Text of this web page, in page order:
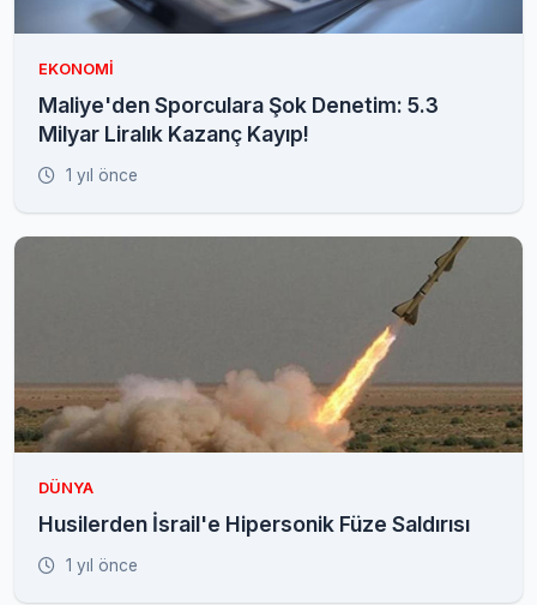
EKONOMI
Maliye'den Sporculara Şok Denetim: 5.3
Milyar Liralık Kazanç Kayıp!
1 yıl önce
DÜNYA
Husilerden İsrail'e Hipersonik Füze Saldırısı
1 yıl önce